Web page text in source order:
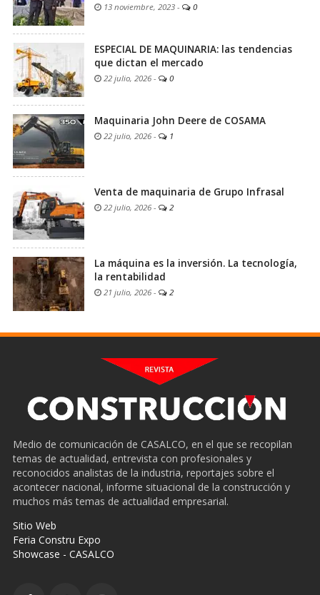
13 noviembre, 2023 - 0
ESPECIAL DE MAQUINARIA: las tendencias
que dictan el mercado
22 julio, 2026 - 0
Maquinaria John Deere de COSAMA
22 julio, 2026 - 1
Venta de maquinaria de Grupo Infrasal
22 julio, 2026 - 2
La máquina es la inversión. La tecnología,
la rentabilidad
21 julio, 2026 - 2
Medio de comunicación de CASALCO, en el que se recopilan
temas de actualidad, entrevista con profesionales y
reconocidos analistas de la industria, reportajes sobre el
acontecer nacional, informe situacional de la construcción y
muchos más temas de actualidad empresarial.
Sitio Web
Feria Constru Expo
Showcase - CASALCO